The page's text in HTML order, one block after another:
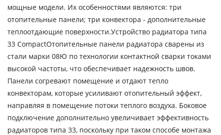
мощные модели. Их особенностями являются: три
отопительные панели; три конвектора - дополнительные
теплоотдающие поверхности.Устройство радиатора типа
33 CompactОтопительные панели радиатора сварены из
стали марки 08Ю по технологии контактной сварки токами
высокой частоты, что обеспечивает надежность швов.
Панели согревают помещение и отдают тепло
конвекторам, которые усиливают отопительный эффект,
направляя в помещение потоки теплого воздуха. Боковое
подключение дополнительно увеличивает эффективность
радиаторов типа 33, поскольку при таком способе монтажа